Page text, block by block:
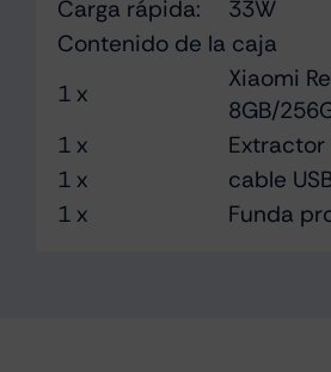
Carga rápida:
33W
Contenido de la caja
1 x
Xiaomi
8GB/
1 x
Extractor
1 x
cable
1 x
Funda